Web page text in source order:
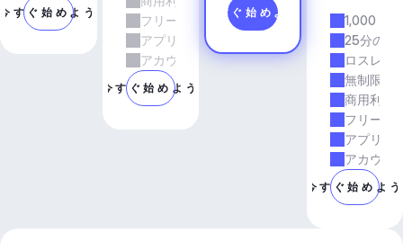
今すぐ始めよう
フリーランスとエージェンシーの仕事
アプリとサービス
アカウントマネージャーのサポート
今すぐ始めよう
今すぐ始めよう
1,000ト
25分の所
ロスレス
無制限の
商用利用
フリーラ
アプリと
アカウン
今すぐ始めよう